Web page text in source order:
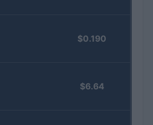
$0.190
$6.64